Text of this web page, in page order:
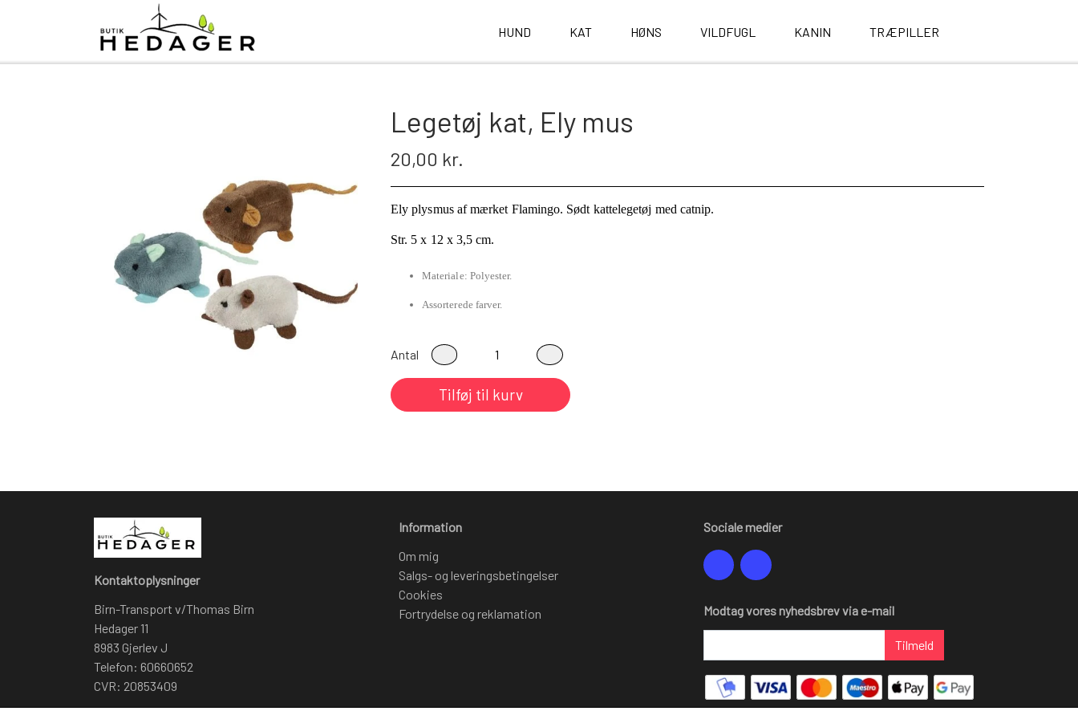
HUND KAT HØNS VILDFUGL KANIN TRÆPILLER
Legetøj kat, Ely mus
20,00 kr.
Ely plysmus af mærket Flamingo. Sødt kattelegetøj med catnip.
Str. 5 x 12 x 3,5 cm.
Materiale: Polyester.
Assorterede farver.
Antal
Tilføj til kurv
Kontaktoplysninger
Birn-Transport v/Thomas Birn
Hedager 11
8983 Gjerlev J
Telefon: 60660652
CVR: 20853409
Information
Om mig
Salgs- og leveringsbetingelser
Cookies
Fortrydelse og reklamation
Sociale medier
Modtag vores nyhedsbrev via e-mail
Tilmeld